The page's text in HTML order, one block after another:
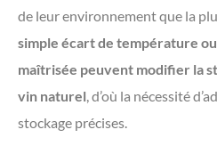
de leur environnement que la
simple écart de température
maîtrisée peuvent modifier la
vin naturel, d’où la nécessité
stockage précises.